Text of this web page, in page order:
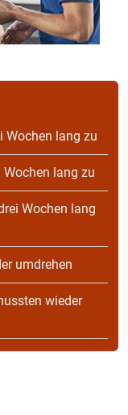
Wochen lang zu
lang zu
Wochen lang
umdrehen
wieder